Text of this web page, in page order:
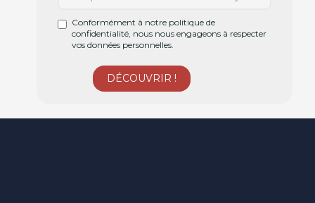
Conformément à notre politique de
confidentialité, nous nous engageons à respecter
vos données personnelles.